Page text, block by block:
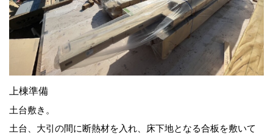
上棟準備
土台敷き。
土台、大引の間に断熱材を入れ、床下地となる合板を敷いて